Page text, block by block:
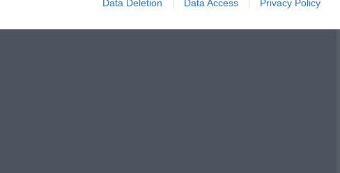
Data Deletion Data Access Privacy Policy